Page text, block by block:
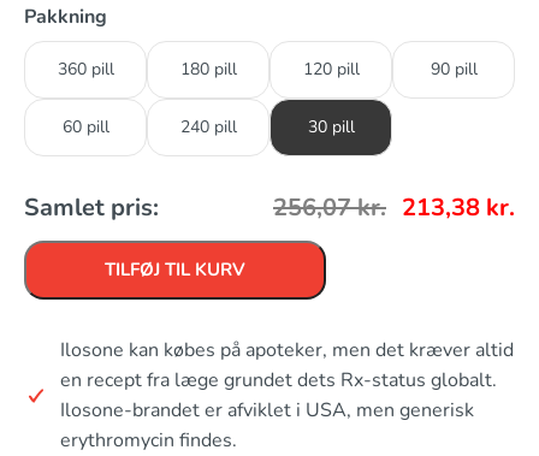
Pakkning
360 pill 180 pill 120 pill 90 pill
60 pill 240 pill 30 pill
Samlet pris: 256,07kr. 213,38 kr.
TILFØJ TIL KURV
Ilosone kan købes på apoteker, men det kræver altid
en recept fra læge grundet dets Rx-status globalt.
Ilosone-brandet er afviklet i USA, men generisk
erythromycin findes.